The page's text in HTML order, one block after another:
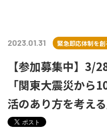
2023.01.31 緊急即応体制を創
【参加募集中】3/
「関東大震災から
活のあり方を考える